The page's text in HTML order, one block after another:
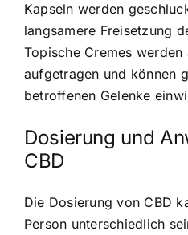
Kapseln werden
langsamere Freisetzung
Topische Cremes werden
aufgetragen und können
betroffenen Gelenke
Dosierung und
CBD
Die Dosierung von CBD
Person unterschiedlich